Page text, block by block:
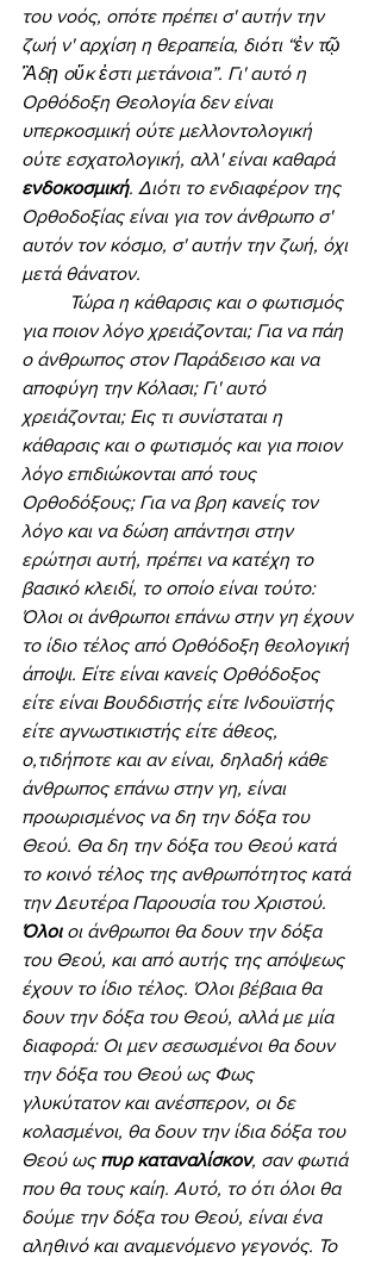
του νοός, οπότε πρέπει σ' αυτήν την
ζωή ν' αρχίση η θεραπεία, διότι “ἐν τῷ
Ἃδῃ οὔκ ἐστι μετάνοια”. Γι' αυτό η
Ορθόδοξη Θεολογία δεν είναι
υπερκοσμική ούτε μελλοντολογική
ούτε εσχατολογική, αλλ' είναι καθαρά
ενδοκοσμική. Διότι το ενδιαφέρον της
Ορθοδοξίας είναι για τον άνθρωπο σ'
αυτόν τον κόσμο, σ' αυτήν την ζωή, όχι
μετά θάνατον.
για ποιον λόγο χρειάζονται; Για να πάη
ο άνθρωπος στον Παράδεισο και να
αποφύγη την Κόλασι; Γι' αυτό
χρειάζονται; Εις τι συνίσταται η
κάθαρσις και ο φωτισμός και για ποιον
λόγο επιδιώκονται από τους
Ορθοδόξους; Για να βρη κανείς τον
λόγο και να δώση απάντησι στην
ερώτησι αυτή, πρέπει να κατέχη το
βασικό κλειδί, το οποίο είναι τούτο:
Όλοι οι άνθρωποι επάνω στην γη έχουν
το ίδιο τέλος από Ορθόδοξη θεολογική
άποψι. Είτε είναι κανείς Ορθόδοξος
είτε είναι Βουδδιστής είτε Ινδουϊστής
είτε αγνωστικιστής είτε άθεος,
ο,τιδήποτε και αν είναι, δηλαδή κάθε
άνθρωπος επάνω στην γη, είναι
προωρισμένος να δη την δόξα του
Θεού. Θα δη την δόξα του Θεού κατά
το κοινό τέλος της ανθρωπότητος κατά
την Δευτέρα Παρουσία του Χριστού.
Όλοι οι άνθρωποι θα δουν την δόξα
του Θεού, και από αυτής της απόψεως
έχουν το ίδιο τέλος. Όλοι βέβαια θα
δουν την δόξα του Θεού, αλλά με μία
διαφορά: Οι μεν σεσωσμένοι θα δουν
την δόξα του Θεού ως Φως
γλυκύτατον και ανέσπερον, οι δε
κολασμένοι, θα δουν την ίδια δόξα του
Θεού ως πυρ καταναλίσκον, σαν φωτιά
που θα τους καίη. Αυτό, το ότι όλοι θα
δούμε την δόξα του Θεού, είναι ένα
αληθινό και αναμενόμενο γεγονός. Το